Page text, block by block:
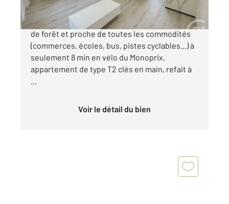
Vannes - 20 min à pied de la gare En bordure
de forêt et proche de toutes les commodités
(commerces, écoles, bus, pistes cyclables...) à
seulement 8 min en vélo du Monoprix,
appartement de type T2 clés en main, refait à
...
Voir le détail du bien